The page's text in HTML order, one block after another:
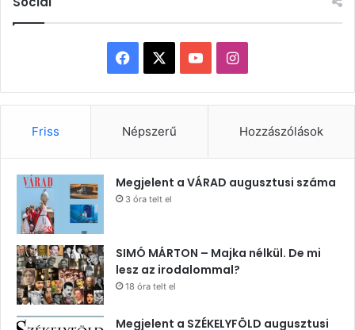
Facebook YouTubeInstagram
Friss Népszerű Hozzászólások
Megjelent a VÁRAD augusztusi száma
3 óra telt el
SIMÓ MÁRTON – Majka nélkül. De mi
lesz az irodalommal?
18 óra telt el
Megjelent a SZÉKELYFÖLD augusztusi